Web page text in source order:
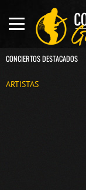
CONCIERTOS DESTACADOS
ARTISTAS